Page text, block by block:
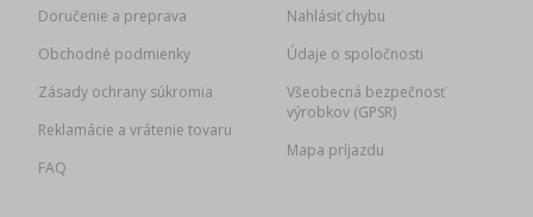
Doručenie a preprava
Obchodné podmienky
Zásady ochrany súkromia
Reklamácie a vrátenie tovaru
FAQ
Nahlásiť chybu
Údaje o spoločnosti
Všeobecná bezpečnosť
výrobkov (GPSR)
Mapa príjazdu